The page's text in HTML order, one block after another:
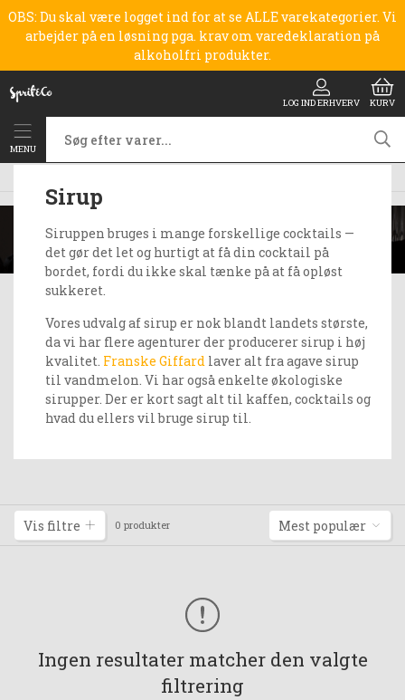
OBS: Du skal være logget ind for at se ALLE varekategorier. Vi
arbejder på en løsning pga. krav om varedeklaration på
alkoholfri produkter.
LOG IND ERHVERV KURV
MENU
Sirup
Siruppen bruges i mange forskellige cocktails —
det gør det let og hurtigt at få din cocktail på
bordet, fordi du ikke skal tænke på at få opløst
sukkeret.
Vores udvalg af sirup er nok blandt landets største,
da vi har flere agenturer der producerer sirup i høj
kvalitet. Franske Giffard laver alt fra agave sirup
til vandmelon. Vi har også enkelte økologiske
sirupper. Der er kort sagt alt til kaffen, cocktails og
hvad du ellers vil bruge sirup til.
Vis filtre 0 produkter Mest populær
Ingen resultater matcher den valgte
filtrering